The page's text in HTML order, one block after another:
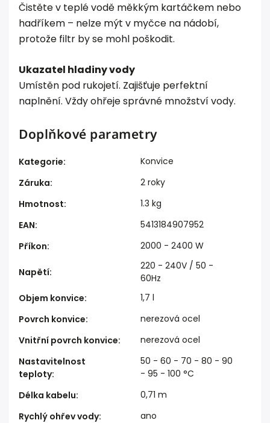
Čistěte v teplé vodě měkkým kartáčkem nebo
hadříkem – nelze mýt v myčce na nádobí,
protože filtr by se mohl poškodit.
Ukazatel hladiny vody
Umístěn pod rukojetí. Zajišťuje perfektní
naplnění. Vždy ohřeje správné množství vody.
Doplňkové parametry
Kategorie:
Konvice
Záruka:
2 roky
Hmotnost:
1.3 kg
EAN:
5413184907952
Příkon: 2000 - 2400 W
Napětí:
220 - 240V / 50 -
60Hz
Objem konvice:
1,7 l
Povrch konvice:
nerezová ocel
Vnitřní povrch konvice:
nerezová ocel
Nastavitelnost
teploty:
50 - 60 - 70 - 80 - 90
- 95 - 100 °C
Délka kabelu:
0,71 m
Rychlý ohřev vody:
ano